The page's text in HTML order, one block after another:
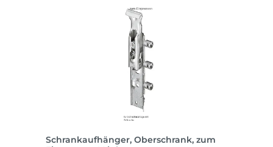
Schrankaufhänger, Oberschrank, zum